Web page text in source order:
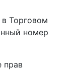
в Торговом
номер
прав